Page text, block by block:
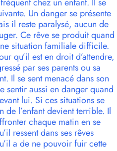
chez un enfant. Il se
Un danger se présente
il reste paralysé, aucun de
Ce rêve se produit quand
situation familiale difficile.
qu’il est en droit d’attendre,
par ses parents ou sa
Il se sent menacé dans son
sentir aussi en danger quand
lui. Si ces situations se
de l’enfant devient terrible. Il
chaque matin en se
ressent dans ses rêves
a de ne pouvoir fuir cette